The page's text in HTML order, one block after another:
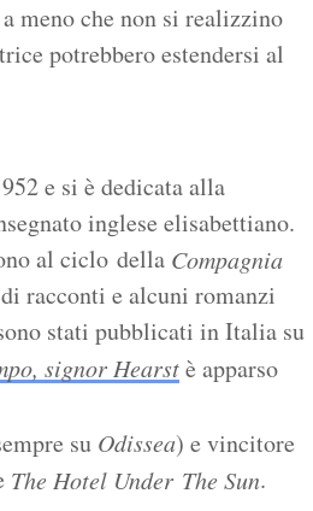
meno che non si realizzino
potrebbero estendersi al
e si è dedicata alla
inglese elisabettiano.
al ciclo della Compagnia
racconti e alcuni romanzi
stati pubblicati in Italia su
signor Hearstè apparso
su Odissea) e vincitore
The Hotel Under The Sun.